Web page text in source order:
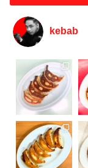
kebab